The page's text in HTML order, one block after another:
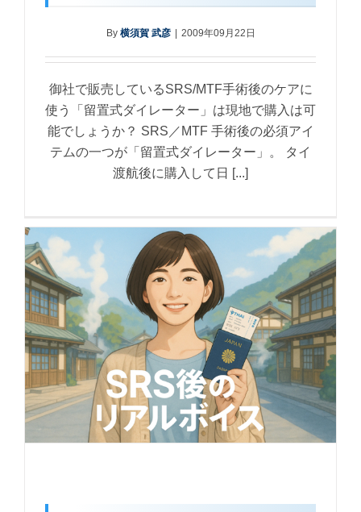
By 横須賀 武彦 | 2009年09月22日
御社で販売しているSRS/MTF手術後のケアに
使う「留置式ダイレーター」は現地で購入は可
能でしょうか？ SRS／MTF 手術後の必須アイ
テムの一つが「留置式ダイレーター」。 タイ
渡航後に購入して日 [...]